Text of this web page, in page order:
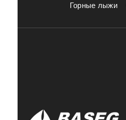
Горные лыжи